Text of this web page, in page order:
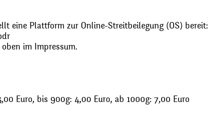
eine Plattform zur Online-Streitbeilegung (OS) bereit:
im Impressum.
Euro, bis 900g: 4,00 Euro, ab 1000g: 7,00 Euro